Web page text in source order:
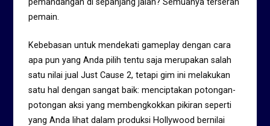
pemandangan di sepanjang jalan? Semuanya terserah
pemain.
Kebebasan untuk mendekati gameplay dengan cara
apa pun yang Anda pilih tentu saja merupakan salah
satu nilai jual Just Cause 2, tetapi gim ini melakukan
satu hal dengan sangat baik: menciptakan potongan-
potongan aksi yang membengkokkan pikiran seperti
yang Anda lihat dalam produksi Hollywood bernilai